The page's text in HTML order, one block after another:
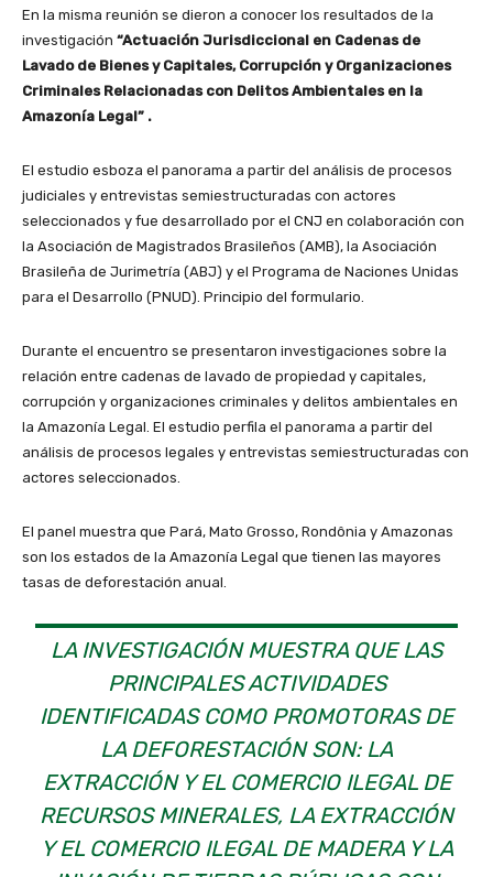
En la misma reunión se dieron a conocer los resultados de la
investigación “Actuación Jurisdiccional en Cadenas de
Lavado de Bienes y Capitales, Corrupción y Organizaciones
Criminales Relacionadas con Delitos Ambientales en la
Amazonía Legal” .
El estudio esboza el panorama a partir del análisis de procesos
judiciales y entrevistas semiestructuradas con actores
seleccionados y fue desarrollado por el CNJ en colaboración con
la Asociación de Magistrados Brasileños (AMB), la Asociación
Brasileña de Jurimetría (ABJ) y el Programa de Naciones Unidas
para el Desarrollo (PNUD). Principio del formulario.
Durante el encuentro se presentaron investigaciones sobre la
relación entre cadenas de lavado de propiedad y capitales,
corrupción y organizaciones criminales y delitos ambientales en
la Amazonía Legal. El estudio perfila el panorama a partir del
análisis de procesos legales y entrevistas semiestructuradas con
actores seleccionados.
El panel muestra que Pará, Mato Grosso, Rondônia y Amazonas
son los estados de la Amazonía Legal que tienen las mayores
tasas de deforestación anual.
LA INVESTIGACIÓN MUESTRA QUE LAS
PRINCIPALES ACTIVIDADES
IDENTIFICADAS COMO PROMOTORAS DE
LA DEFORESTACIÓN SON: LA
EXTRACCIÓN Y EL COMERCIO ILEGAL DE
RECURSOS MINERALES, LA EXTRACCIÓN
Y EL COMERCIO ILEGAL DE MADERA Y LA